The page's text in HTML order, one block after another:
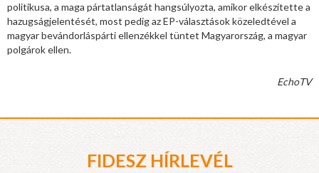
politikusa, a maga pártatlanságát hangsúlyozta, amikor elkészítette a
hazugságjelentését, most pedig az EP-választások közeledtével a
magyar bevándorláspárti ellenzékkel tüntet Magyarország, a magyar
polgárok ellen.
EchoTV
FIDESZ HÍRLEVÉL